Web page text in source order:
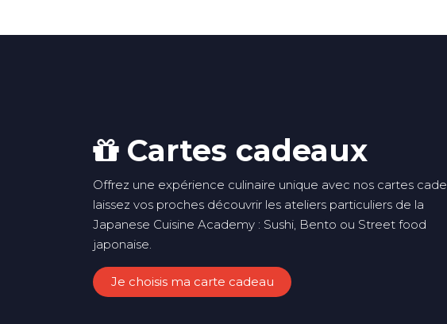
Cartes cadeaux
Offrez une expérience culinaire unique avec nos cartes
laissez vos proches découvrir les ateliers particuliers de la
Japanese Cuisine Academy : Sushi, Bento ou Street food
japonaise.
Je choisis ma carte cadeau